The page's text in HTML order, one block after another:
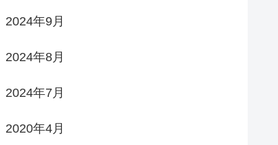
2024年9月
2024年8月
2024年7月
2020年4月